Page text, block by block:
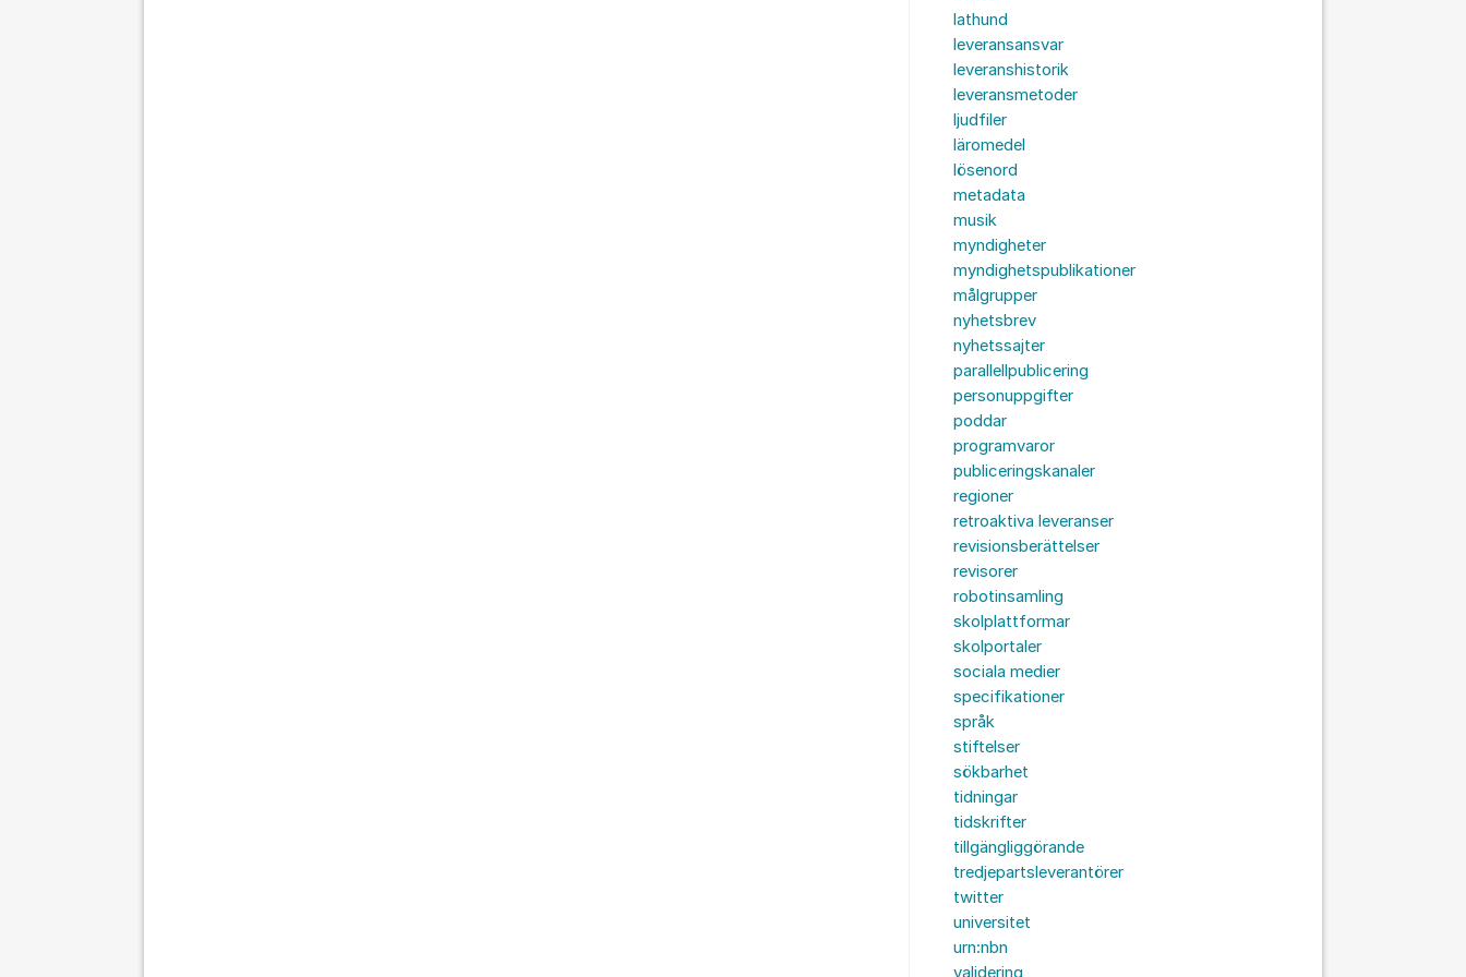
lathund
leveransansvar
leveranshistorik
leveransmetoder
ljudfiler
läromedel
lösenord
metadata
musik
myndigheter
myndighetspublikationer
målgrupper
nyhetsbrev
nyhetssajter
parallellpublicering
personuppgifter
poddar
programvaror
publiceringskanaler
regioner
retroaktiva leveranser
revisionsberättelser
revisorer
robotinsamling
skolplattformar
skolportaler
sociala medier
specifikationer
språk
stiftelser
sökbarhet
tidningar
tidskrifter
tillgängliggörande
tredjepartsleverantörer
twitter
universitet
urn:nbn
validering